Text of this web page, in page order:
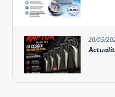
20/05/